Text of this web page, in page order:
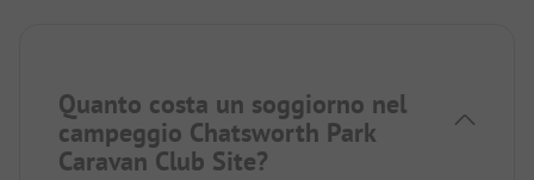
Quanto costa un soggiorno nel
campeggio Chatsworth Park
Caravan Club Site?